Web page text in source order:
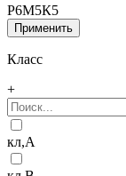
Р6М5К5
Класс
+
кл,А